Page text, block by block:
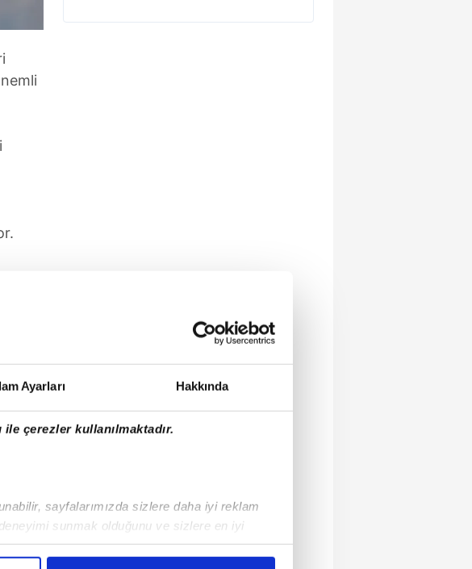
Ayarları Hakkında
çerezler kullanılmaktadır.
sayfalarımızda sizlere daha iyi reklam
sunmak olduğunu ve sizlere en iyi
reklamların maliyetlerimizi karşılamak
9